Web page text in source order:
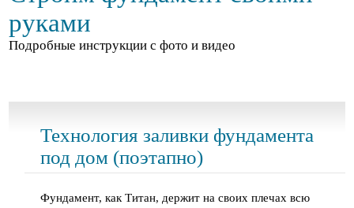
руками
Подробные инструкции с фото и видео
Технология заливки фундамента
под дом (поэтапно)
Фундамент, как Титан, держит на своих плечах всю